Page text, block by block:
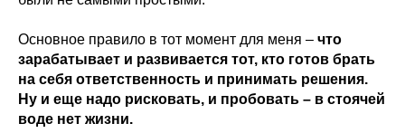
Основное правило в тот момент для меня – что
зарабатывает и развивается тот, кто готов брать
на себя ответственность и принимать решения.
Ну и еще надо рисковать, и пробовать – в стоячей
воде нет жизни.